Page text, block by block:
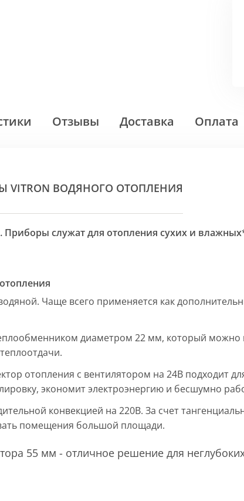
Отзывы Доставка Оплата
ВОДЯНОГО ОТОПЛЕНИЯ
Приборы служат для отопления сухих и
Чаще всего применяется как
диаметром 22 мм, который можно
отопления с вентилятором на 24В подходит
экономит электроэнергию и бесшумно
конвекцией на 220В. За счет
помещения большой площади.
55 мм - отличное решение для